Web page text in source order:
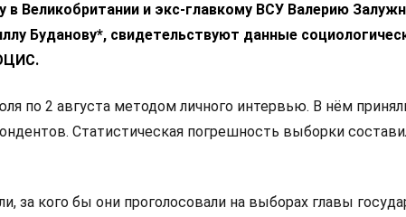
в Великобритании и экс-главкому ВСУ Валерию
Буданову*, свидетельствуют данные
по 2 августа методом личного интервью. В нём
Статистическая погрешность выборки
за кого бы они проголосовали на выборах главы